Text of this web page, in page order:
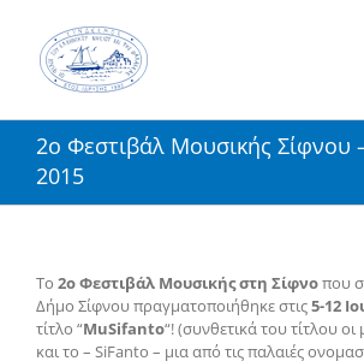
content
2o Φεστιβάλ Μουσικής Σίφνου
2015
Το 2ο Φεστιβάλ Μουσικής στη Σίφνοπου
Δήμο Σίφνου πραγματοποιήθηκε στις5-12
τίτλο “MuSifanto“! (συνθετικά του τίτλου
και το – SiFanto – μια από τις παλαιές